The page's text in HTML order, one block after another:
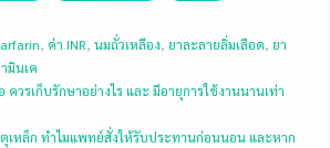
, ค่า INR,นมถั่วเหลือง, ยาละลายลิ่มเลือด, ยา
มินเค
ควรเก็บรักษาอย่างไร และ มีอายุการใช้งานนานเท่า
ตุเหล็ก ทำไมแพทย์สั่งให้รับประทานก่อนนอน และหาก